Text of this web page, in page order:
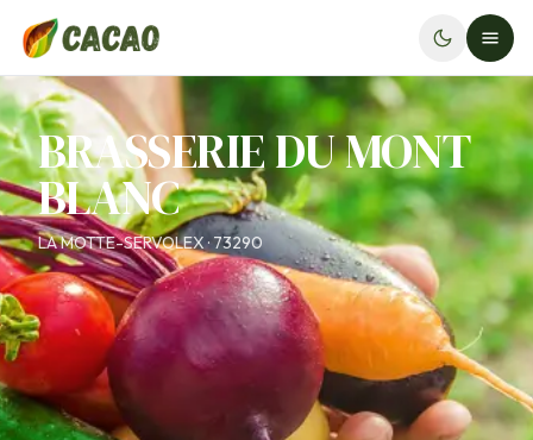
BRASSERIE DU MONT
BLANC
LA MOTTE-SERVOLEX · 73290